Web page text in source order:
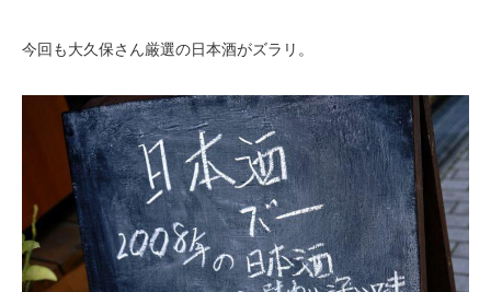
今回も大久保さん厳選の日本酒がズラリ。